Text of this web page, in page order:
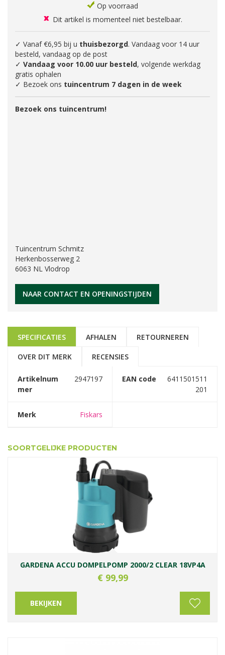
Op voorraad
Dit artikel is momenteel niet bestelbaar.
✓ Vanaf €6,95 bij u thuisbezorgd. Vandaag voor 14 uur
besteld, vandaag op de post
✓ Vandaag voor 10.00 uur besteld, volgende werkdag
gratis ophalen
✓ Bezoek ons tuincentrum 7 dagen in de week
Bezoek ons tuincentrum!
Tuincentrum Schmitz
Herkenbosserweg 2
6063 NL Vlodrop
NAAR CONTACT EN OPENINGSTIJDEN
SPECIFICATIES AFHALEN RETOURNEREN
OVER DIT MERK RECENSIES
Artikelnum
mer
2947197 EAN code
6411501511
201
Merk Fiskars
SOORTGELIJKE PRODUCTEN
GARDENA ACCU DOMPELPOMP 2000/2 CLEAR 18VP4A
€ 99,99
BEKIJKEN